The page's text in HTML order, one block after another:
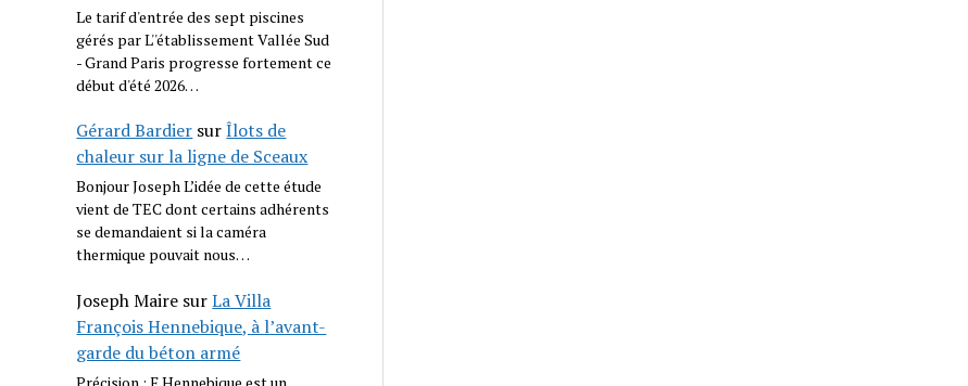
Le tarif d'entrée des sept piscines
gérés par L''établissement Vallée Sud
- Grand Paris progresse fortement ce
début d'été 2026…
Gérard Bardier surÎlots de
chaleur sur la ligne de Sceaux
Bonjour Joseph L’idée de cette étude
vient de TEC dont certains adhérents
se demandaient si la caméra
thermique pouvait nous…
Joseph Maire surLa Villa
François Hennebique, à l’avant-
garde du béton armé